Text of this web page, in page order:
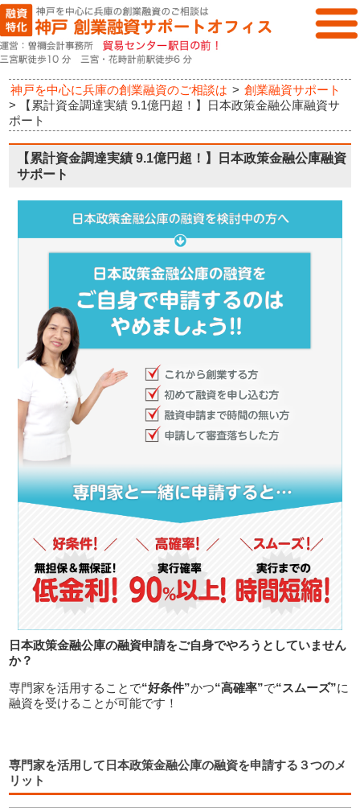
神戸を中心に兵庫の創業融資のご相談は > 創業融資サポート
>
【累計資金調達実績 9.1億円超！】日本政策金融公庫融資サ
ポート
【累計資金調達実績 9.1億円超！】日本政策金融公庫融資
サポート
日本政策金融公庫の融資申請をご自身でやろうとしていません
か？
専門家を活用することで“好条件”かつ“高確率”で“スムーズ”に
融資を受けることが可能です！
専門家を活用して日本政策金融公庫の融資を申請する３つのメ
リット